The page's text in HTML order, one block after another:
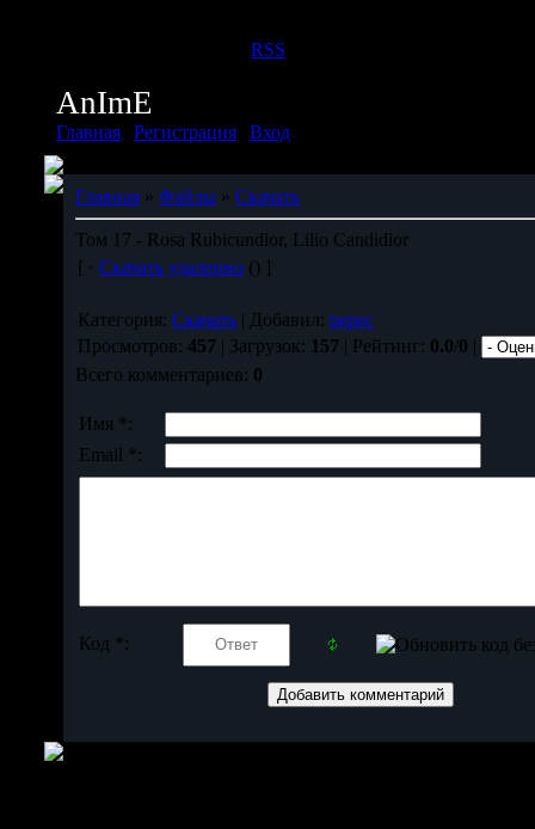
RSS
AnImE
Главная Регистрация Вход
Главная » Файлы » Скачать
Том 17 - Rosa Rubicundior, Lilio Candidior
[ · Скачать удаленно () ]
Категория: Скачать | Добавил: pepec
Просмотров: 457 | Загрузок: 157 | Рейтинг: 0.0/0 |
Всего комментариев: 0
Имя *:
Email *:
Код *: